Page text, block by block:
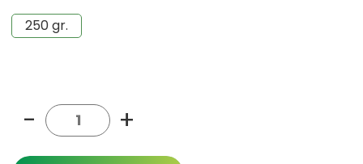
250 gr.
- +